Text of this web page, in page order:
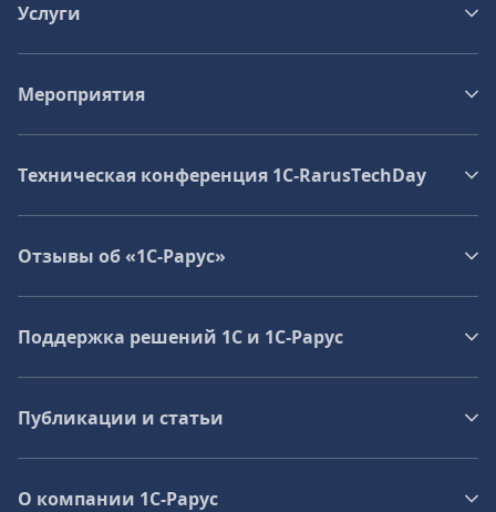
Услуги
Мероприятия
Техническая конференция 1C‑RarusTechDay
Отзывы об «1С-Рарус»
Поддержка решений 1С и 1С‑Рарус
Публикации и статьи
О компании 1C-Рарус